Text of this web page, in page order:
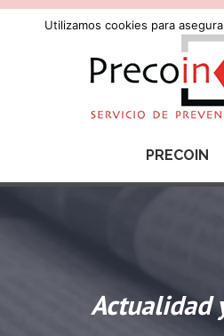
PRECOIN
Actualidad
Utilizamos cookies para